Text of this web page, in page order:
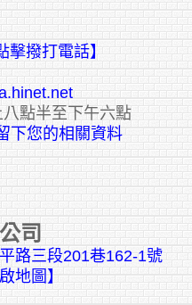
撥打電話】
點半至下午六點
下您的相關資料
司
路三段201巷162-1號
地圖】